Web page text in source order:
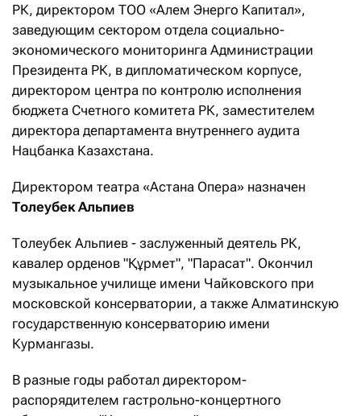
РК, директором ТОО «Алем Энерго Капитал»,
заведующим сектором отдела социально-
экономического мониторинга Администрации
Президента РК, в дипломатическом корпусе,
директором центра по контролю исполнения
бюджета Счетного комитета РК, заместителем
директора департамента внутреннего аудита
Нацбанка Казахстана.
Директором театра «Астана Опера» назначен
Толеубек Альпиев
Толеубек Альпиев - заслуженный деятель РК,
кавалер орденов "Құрмет", "Парасат". Окончил
музыкальное училище имени Чайковского при
московской консерватории, а также Алматинскую
государственную консерваторию имени
Курмангазы.
В разные годы работал директором-
распорядителем гастрольно-концертного